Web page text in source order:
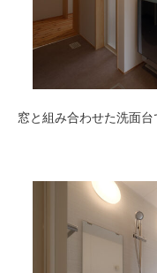
窓と組み合わせた洗面